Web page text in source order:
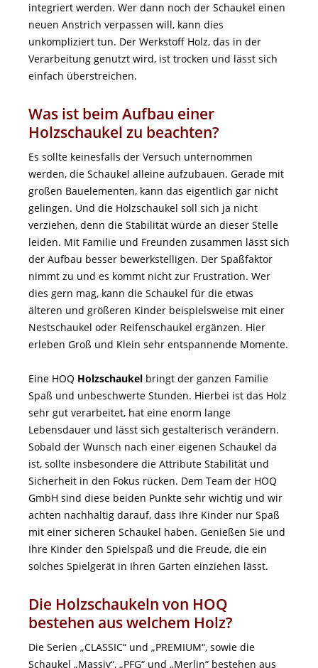
integriert werden. Wer dann noch der Schaukel einen
neuen Anstrich verpassen will, kann dies
unkompliziert tun. Der Werkstoff Holz, das in der
Verarbeitung genutzt wird, ist trocken und lässt sich
einfach überstreichen.
Was ist beim Aufbau einer
Holzschaukel zu beachten?
Es sollte keinesfalls der Versuch unternommen
werden, die Schaukel alleine aufzubauen. Gerade mit
großen Bauelementen, kann das eigentlich gar nicht
gelingen. Und die Holzschaukel soll sich ja nicht
verziehen, denn die Stabilität würde an dieser Stelle
leiden. Mit Familie und Freunden zusammen lässt sich
der Aufbau besser bewerkstelligen. Der Spaßfaktor
nimmt zu und es kommt nicht zur Frustration. Wer
dies gern mag, kann die Schaukel für die etwas
älteren und größeren Kinder beispielsweise mit einer
Nestschaukel oder Reifenschaukel ergänzen. Hier
erleben Groß und Klein sehr entspannende Momente.
Eine HOQ Holzschaukel bringt der ganzen Familie
Spaß und unbeschwerte Stunden. Hierbei ist das Holz
sehr gut verarbeitet, hat eine enorm lange
Lebensdauer und lässt sich gestalterisch verändern.
Sobald der Wunsch nach einer eigenen Schaukel da
ist, sollte insbesondere die Attribute Stabilität und
Sicherheit in den Fokus rücken. Dem Team der HOQ
GmbH sind diese beiden Punkte sehr wichtig und wir
achten nachhaltig darauf, dass Ihre Kinder nur Spaß
mit einer sicheren Schaukel haben. Genießen Sie und
Ihre Kinder den Spielspaß und die Freude, die ein
solches Spielgerät in Ihren Garten einziehen lässt.
Die Holzschaukeln von HOQ
bestehen aus welchem Holz?
Die Serien „CLASSIC“ und „PREMIUM“, sowie die
Schaukel „Massiv“, „PFG“ und „Merlin“ bestehen aus